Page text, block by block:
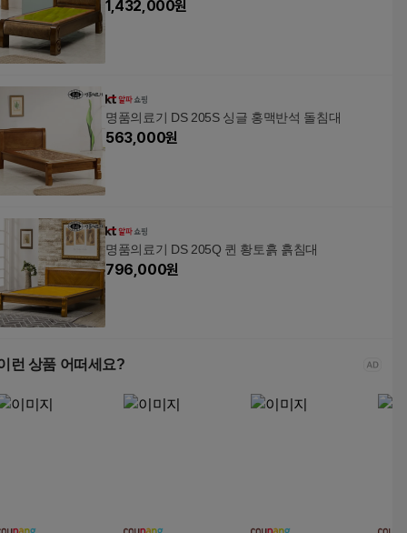
1,432,000원
명품의료기 DS 205S 싱글 홍맥반석 돌침대
563,000원
명품의료기 DS 205Q 퀸 황토흙 흙침대
796,000원
런 상품 어떠세요?